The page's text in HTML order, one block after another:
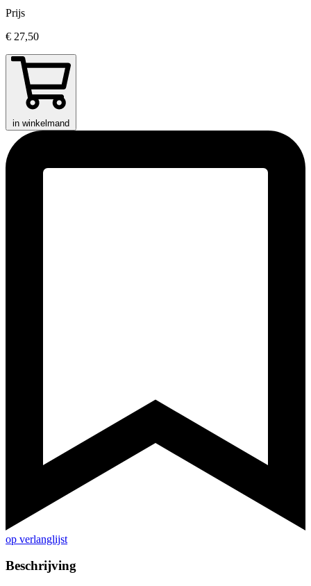
Prijs
€ 27,50
in winkelmand
op verlanglijst
Beschrijving